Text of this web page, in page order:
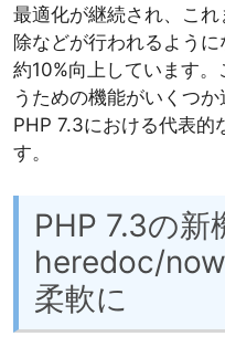
最適化が継続され、こ
除などが行われるよう
約10%向上しています
うための機能がいくつか
PHP 7.3における代表的
す。
PHP 7.3の新
heredoc/
柔軟に